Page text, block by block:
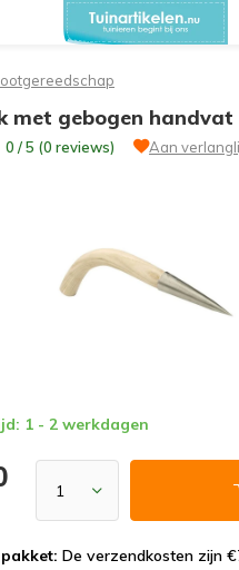
met gebogen handvat
0 / 5 (0 reviews) Aan
1 - 2 werkdagen
De verzendkosten zijn